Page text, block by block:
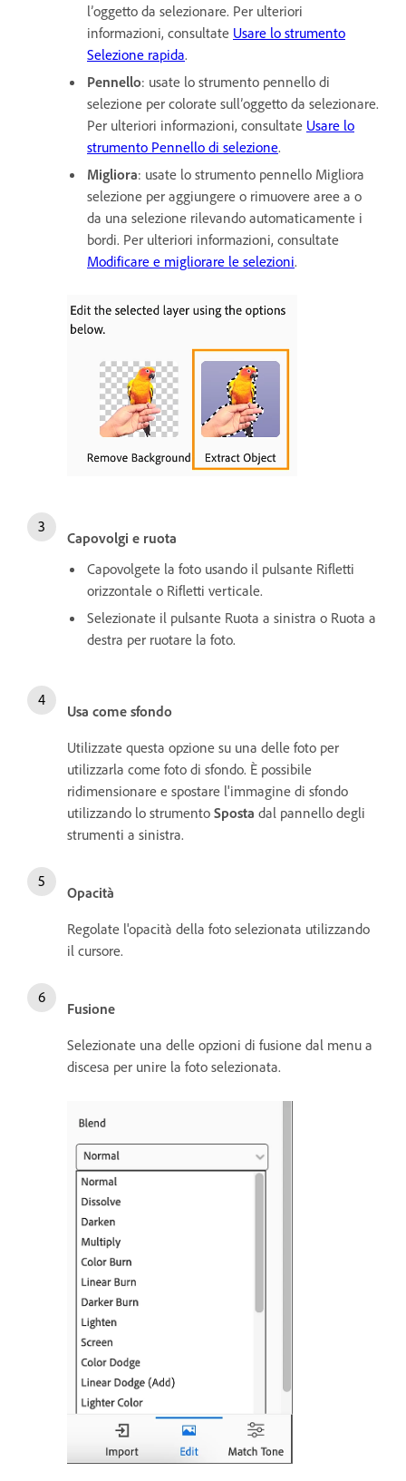
l’oggetto da selezionare. Per ulteriori
informazioni, consultate Usare lo strumento
Selezione rapida.
Pennello: usate lo strumento pennello di
selezione per colorate sull’oggetto da selezionare.
Per ulteriori informazioni, consultate Usare lo
strumento Pennello di selezione.
Migliora: usate lo strumento pennello Migliora
selezione per aggiungere o rimuovere aree a o
da una selezione rilevando automaticamente i
bordi. Per ulteriori informazioni, consultate
Modificare e migliorare le selezioni.
Capovolgi e ruota
Capovolgete la foto usando il pulsante Rifletti
orizzontale o Rifletti verticale.
Selezionate il pulsante Ruota a sinistra o Ruota a
destra per ruotare la foto.
Usa come sfondo
Utilizzate questa opzione su una delle foto per
utilizzarla come foto di sfondo. È possibile
ridimensionare e spostare l'immagine di sfondo
utilizzando lo strumento Sposta dal pannello degli
strumenti a sinistra.
Opacità
Regolate l'opacità della foto selezionata utilizzando
il cursore.
Fusione
Selezionate una delle opzioni di fusione dal menu a
discesa per unire la foto selezionata.